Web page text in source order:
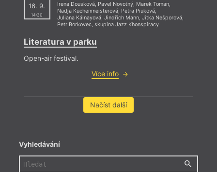
16. 9.
14:30
Irena Dousková, Pavel Novotný, Marek Toman,
Nadja Küchenmeisterová, Petra Piuková,
Juliana Kálnayová,Jindřich Mann,Jitka Nešporová,
Petr Borkovec,skupina Jazz Khonspiracy
Literatura v parku
Open-air festival.
Více info
Načíst další
Vyhledávání